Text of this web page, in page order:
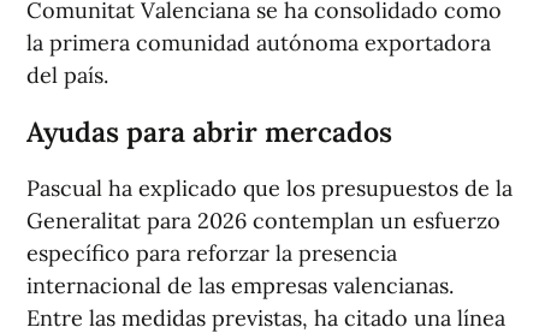
Comunitat Valenciana se ha consolidado como
la primera comunidad autónoma exportadora
del país.
Ayudas para abrir mercados
Pascual ha explicado que los presupuestos de la
Generalitat para 2026 contemplan un esfuerzo
específico para reforzar la presencia
internacional de las empresas valencianas.
Entre las medidas previstas, ha citado una línea